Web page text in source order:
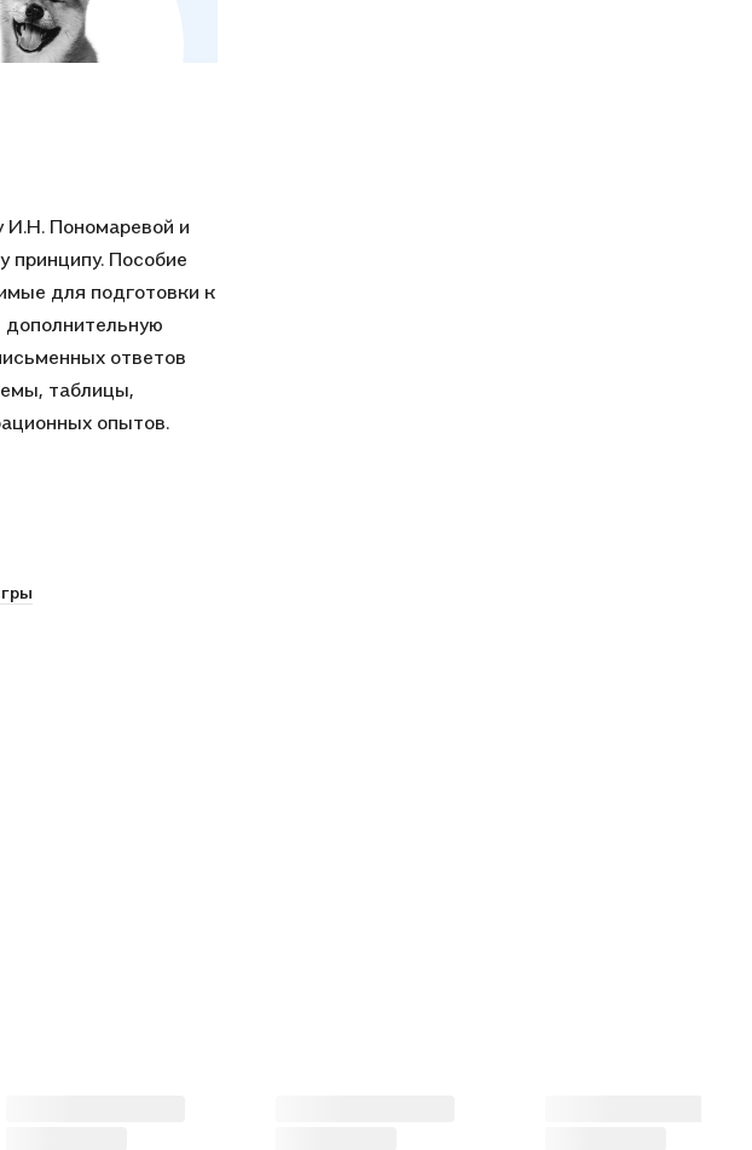
И.Н. Пономаревой и
принципу. Пособие
для подготовки к
ответов
таблицы,
опытов.